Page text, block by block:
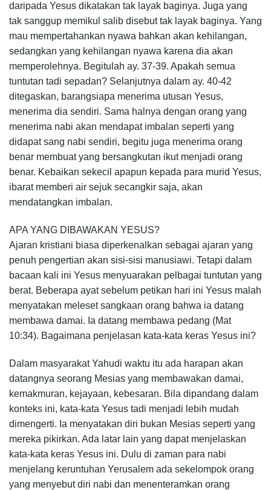
daripada Yesus dikatakan tak layak baginya. Juga yang
tak sanggup memikul salib disebut tak layak baginya. Yang
mau mempertahankan nyawa bahkan akan kehilangan,
sedangkan yang kehilangan nyawa karena dia akan
memperolehnya. Begitulah ay. 37-39. Apakah semua
tuntutan tadi sepadan? Selanjutnya dalam ay. 40-42
ditegaskan, barangsiapa menerima utusan Yesus,
menerima dia sendiri. Sama halnya dengan orang yang
menerima nabi akan mendapat imbalan seperti yang
didapat sang nabi sendiri, begitu juga menerima orang
benar membuat yang bersangkutan ikut menjadi orang
benar. Kebaikan sekecil apapun kepada para murid Yesus,
ibarat memberi air sejuk secangkir saja, akan
mendatangkan imbalan.
APA YANG DIBAWAKAN YESUS?
Ajaran kristiani biasa diperkenalkan sebagai ajaran yang
penuh pengertian akan sisi-sisi manusiawi. Tetapi dalam
bacaan kali ini Yesus menyuarakan pelbagai tuntutan yang
berat. Beberapa ayat sebelum petikan hari ini Yesus malah
menyatakan meleset sangkaan orang bahwa ia datang
membawa damai. Ia datang membawa pedang (Mat
10:34). Bagaimana penjelasan kata-kata keras Yesus ini?
Dalam masyarakat Yahudi waktu itu ada harapan akan
datangnya seorang Mesias yang membawakan damai,
kemakmuran, kejayaan, kebesaran. Bila dipandang dalam
konteks ini, kata-kata Yesus tadi menjadi lebih mudah
dimengerti. Ia menyatakan diri bukan Mesias seperti yang
mereka pikirkan. Ada latar lain yang dapat menjelaskan
kata-kata keras Yesus ini. Dulu di zaman para nabi
menjelang keruntuhan Yerusalem ada sekelompok orang
yang menyebut diri nabi dan menenteramkan orang